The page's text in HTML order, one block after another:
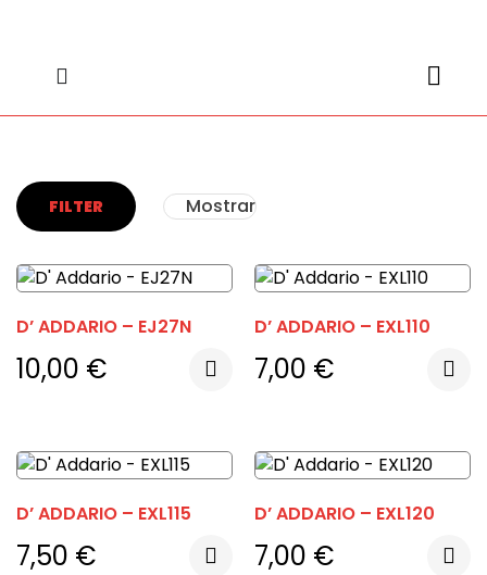
FILTER Mostrar
D’ ADDARIO – EJ27N
10,00 €
D’ ADDARIO – EXL110
7,00 €
D’ ADDARIO – EXL115
7,50 €
D’ ADDARIO – EXL120
7,00 €